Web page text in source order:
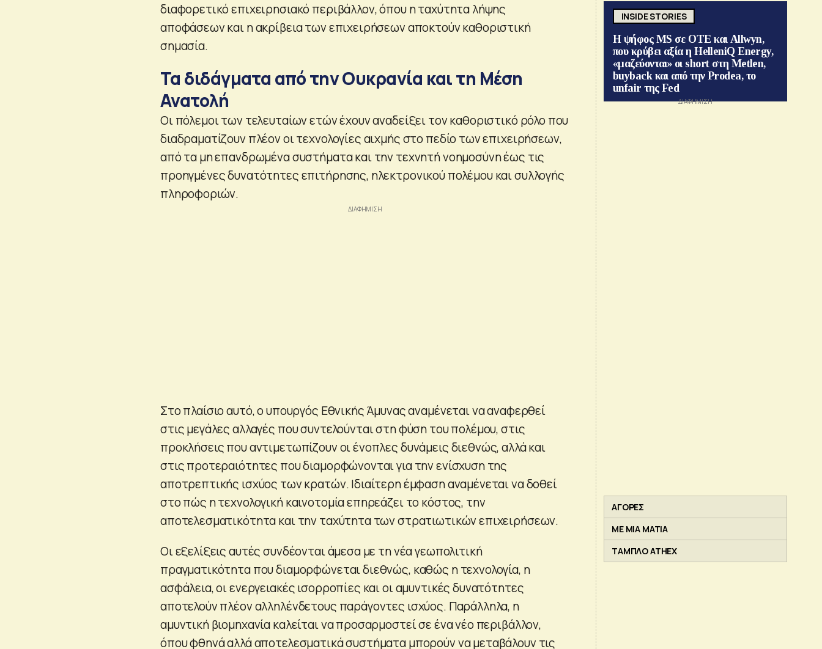
διαφορετικό επιχειρησιακό περιβάλλον, όπου η ταχύτητα λήψης
αποφάσεων και η ακρίβεια των επιχειρήσεων αποκτούν καθοριστική
σημασία.
Τα διδάγματα από την Ουκρανία και τη Μέση
Ανατολή
Οι πόλεμοι των τελευταίων ετών έχουν αναδείξει τον καθοριστικό ρόλο που
διαδραματίζουν πλέον οι τεχνολογίες αιχμής στο πεδίο των επιχειρήσεων,
από τα μη επανδρωμένα συστήματα και την τεχνητή νοημοσύνη έως τις
προηγμένες δυνατότητες επιτήρησης, ηλεκτρονικού πολέμου και συλλογής
πληροφοριών.
Στο πλαίσιο αυτό, ο υπουργός Εθνικής Άμυνας αναμένεται να αναφερθεί
στις μεγάλες αλλαγές που συντελούνται στη φύση του πολέμου, στις
προκλήσεις που αντιμετωπίζουν οι ένοπλες δυνάμεις διεθνώς, αλλά και
στις προτεραιότητες που διαμορφώνονται για την ενίσχυση της
αποτρεπτικής ισχύος των κρατών. Ιδιαίτερη έμφαση αναμένεται να δοθεί
στο πώς η τεχνολογική καινοτομία επηρεάζει το κόστος, την
αποτελεσματικότητα και την ταχύτητα των στρατιωτικών επιχειρήσεων.
Οι εξελίξεις αυτές συνδέονται άμεσα με τη νέα γεωπολιτική
πραγματικότητα που διαμορφώνεται διεθνώς, καθώς η τεχνολογία, η
ασφάλεια, οι ενεργειακές ισορροπίες και οι αμυντικές δυνατότητες
αποτελούν πλέον αλληλένδετους παράγοντες ισχύος. Παράλληλα, η
αμυντική βιομηχανία καλείται να προσαρμοστεί σε ένα νέο περιβάλλον,
όπου φθηνά αλλά αποτελεσματικά συστήματα μπορούν να μεταβάλουν τις
INSIDE STORIES
Η ψήφος MS σε ΟΤΕ και Allwyn,
που κρύβει αξία η HelleniQ Energy,
«μαζεύονται» οι short στη Metlen,
buyback και από την Prodea, το
unfair της Fed
ΑΓΟΡΕΣ
ΜΕ ΜΙΑ ΜΑΤΙΑ
ΤΑΜΠΛΟ ATHEX